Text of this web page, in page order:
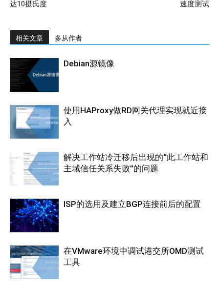
达10摄氏度 速度测试
相关文章 多从作者
Debian源镜像
使用HAProxy做RD网关代理实现就近接
入
解决工作站冷迁移后出现的“此工作站和
主域信任关系失败”的问题
ISP的选用及建立BGP连接前后的配置
在VMware环境中调试港交所OMD测试
工具